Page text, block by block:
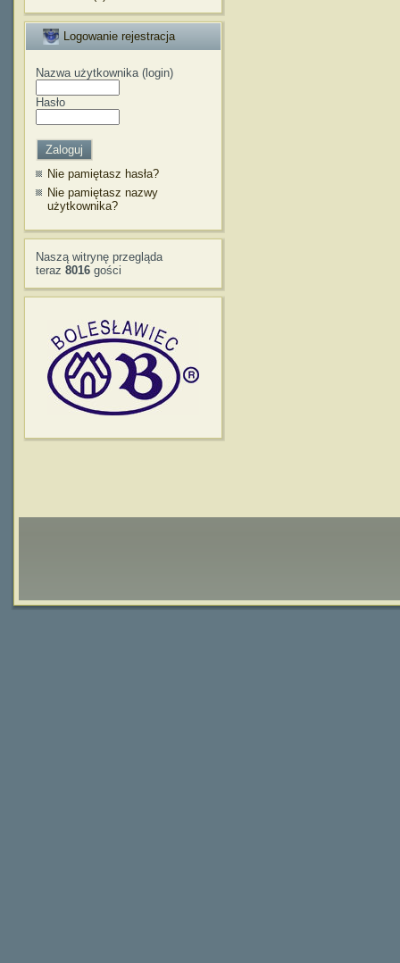
Logowanie rejestracja
Nazwa użytkownika (login)
Hasło
Nie pamiętasz hasła?
Nie pamiętasz nazwy
użytkownika?
Naszą witrynę przegląda
teraz 8016 gości